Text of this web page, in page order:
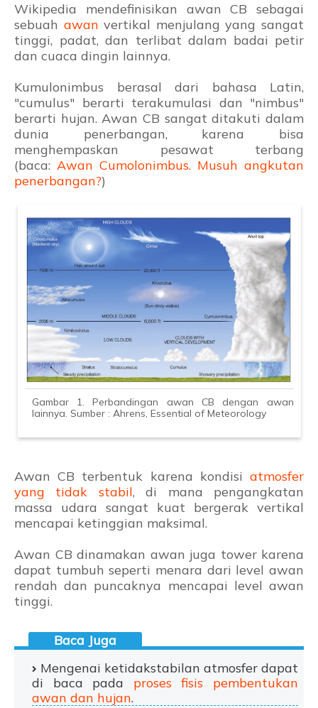
Wikipedia mendefinisikan awan CB sebagai
sebuah awan vertikal menjulang yang sangat
tinggi, padat, dan terlibat dalam badai petir
dan cuaca dingin lainnya.
Kumulonimbus berasal dari bahasa Latin,
"cumulus" berarti terakumulasi dan "nimbus"
berarti hujan. Awan CB sangat ditakuti dalam
dunia penerbangan, karena bisa
menghempaskan pesawat terbang
(baca: Awan Cumolonimbus. Musuh angkutan
penerbangan?)
Gambar 1. Perbandingan awan CB dengan awan
lainnya. Sumber : Ahrens, Essential of Meteorology
Awan CB terbentuk karena kondisi atmosfer
yang tidak stabil, di mana pengangkatan
massa udara sangat kuat bergerak vertikal
mencapai ketinggian maksimal.
Awan CB dinamakan awan juga tower karena
dapat tumbuh seperti menara dari level awan
rendah dan puncaknya mencapai level awan
tinggi.
Mengenai ketidakstabilan atmosfer dapat
di baca pada proses fisis pembentukan
awan dan hujan.